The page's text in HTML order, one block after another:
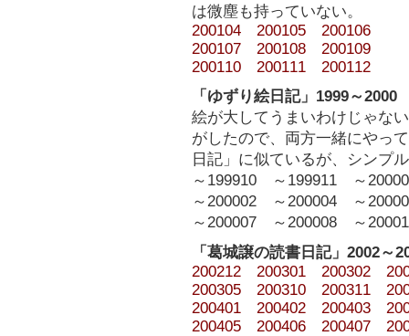
は微塵も持っていない。
200104
200105
200106
200107
200108
200109
200110
200111
200112
「ゆずり絵日記」1999～2000
絵が大してうまいわけじゃな
がしたので、両方一緒にやっ
日記」に似ているが、シンプ
～199910 ～199911 ～
～200002 ～200004 ～
～200007 ～200008 ～
「葛城譲の読書日記」2002～
200212
200301 200302
200305
200310 200311
200401
200402 200403
200405
200406 200407